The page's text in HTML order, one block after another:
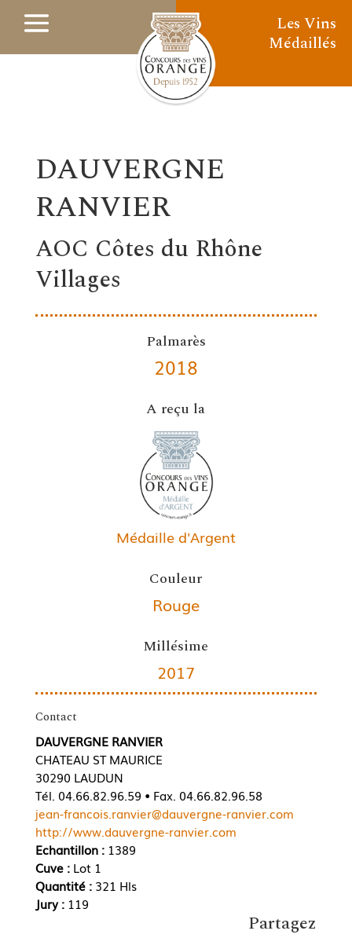
Les Vins
Médaillés
DAUVERGNE
RANVIER
AOC Côtes du Rhône
Villages
Palmarès
2018
A reçu la
Médaille d'Argent
Couleur
Rouge
Millésime
2017
Contact
DAUVERGNE RANVIER
CHATEAU ST MAURICE
30290 LAUDUN
Tél. 04.66.82.96.59 • Fax. 04.66.82.96.58
jean-francois.ranvier@dauvergne-ranvier.com
http://www.dauvergne-ranvier.com
Echantillon :1389
Cuve : Lot 1
Quantité : 321 Hls
Jury : 119
Partagez